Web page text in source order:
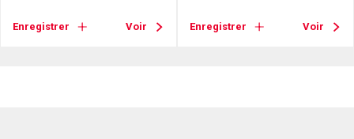
Enregistrer Voir Enregistrer Voir